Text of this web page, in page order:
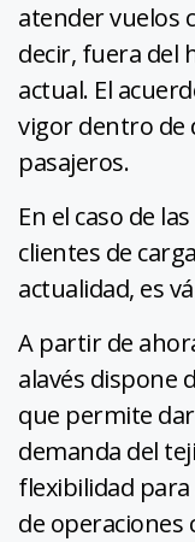
atender vuelos
decir, fuera del
actual. El
vigor dentro de
pasajeros.
En el caso de
clientes de
actualidad, es
A partir de
alavés dispone
que permite
demanda del
flexibilidad
de operaciones